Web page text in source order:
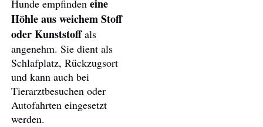
Hunde empfinden eine
Höhle aus weichem Stoff
oder Kunststoffals
angenehm. Sie dient als
Schlafplatz, Rückzugsort
und kann auch bei
Tierarztbesuchen oder
Autofahrten eingesetzt
werden.